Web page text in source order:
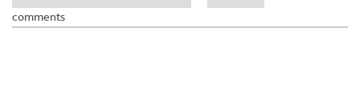
comments